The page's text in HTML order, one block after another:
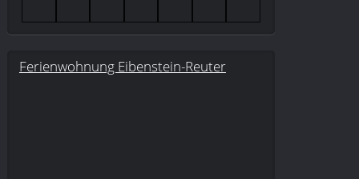
Ferienwohnung Eibenstein-Reuter